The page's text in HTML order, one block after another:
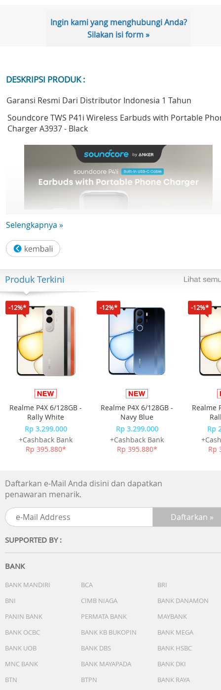
Ingin kami yang menghubungi Anda?
Silakan isi form »
DESKRIPSI PRODUK :
Garansi Resmi Dari Distributor Indonesia 1 Tahun
Soundcore TWS P41i Wireless Earbuds with Portable
Charger A3937 - Black
Selengkapnya »
Produk Terkini
-12%*
Realme P4X 6/128GB -
Rally White
Rp 3.299.000
+Cashback Bank
Rp 395.880*
-12%*
Realme P4X 6/128GB -
Navy Blue
Rp 3.299.000
+Cashback Bank
Rp 395.880*
-12%*
Realme
Rp
Rp
Daftarkan e-Mail Anda disini dan dapatkan
penawaran menarik.
SUPPORTED BY :
BANK
BANK MANDIRI BCA
BRI
BNI
CIMB NIAGA
BANK DANAMON
PANIN BANK
PERMATA BANK
MAYBANK
BANK OCBC
BANK KB BUKOPIN
BANK MEGA
BANK UOB
BANK DBS
BANK HSBC
MNC BANK
BANK MAYAPADA
BANK DKI
BTN
BTPN BANK RAYA